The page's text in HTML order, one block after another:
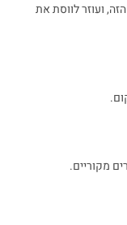
ועוזר לווסת את
מקוריים.